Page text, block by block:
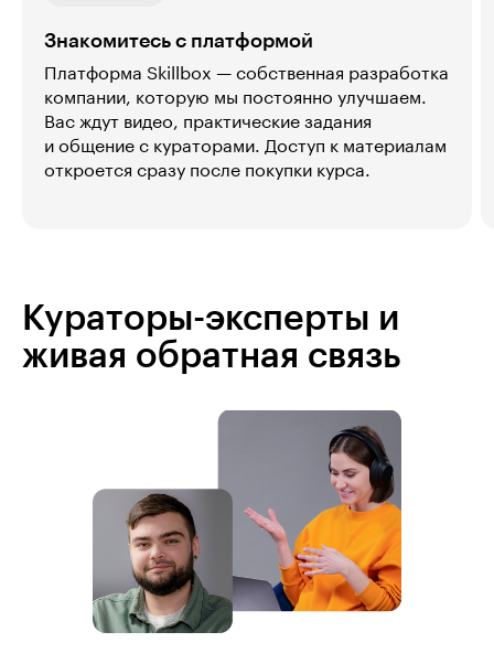
Знакомитесь с платформой
Платформа Skillbox — собственная разработка
компании, которую мы постоянно улучшаем.
Вас ждут видео, практические задания
и общение с кураторами. Доступ к материалам
откроется сразу после покупки курса.
Кураторы-эксперты и
живая обратная связь